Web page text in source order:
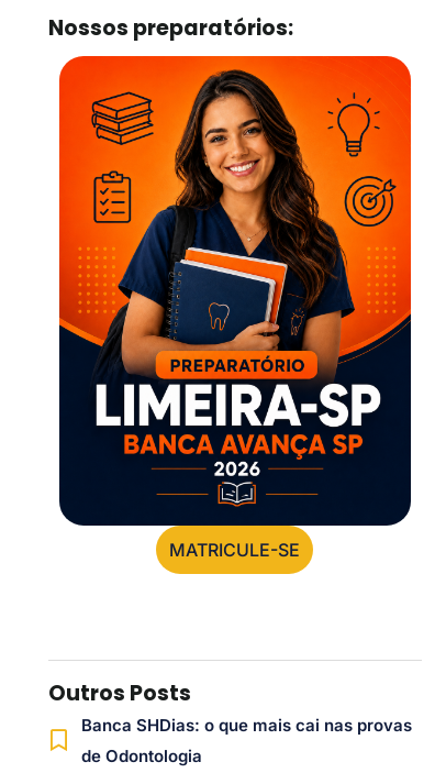
Nossos preparatórios:
MATRICULE-SE
Outros Posts
Banca SHDias: o que mais cai nas provas
de Odontologia